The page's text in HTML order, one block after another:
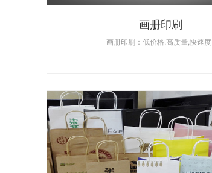
画册印刷
画册印刷：低价格,高质量,快速度